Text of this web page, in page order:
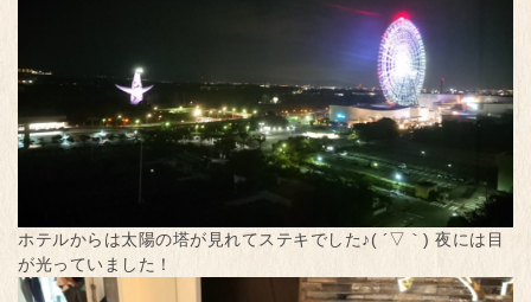
ホテルからは太陽の塔が見れてステキでした♪( ´▽｀) 夜には目
が光っていました！